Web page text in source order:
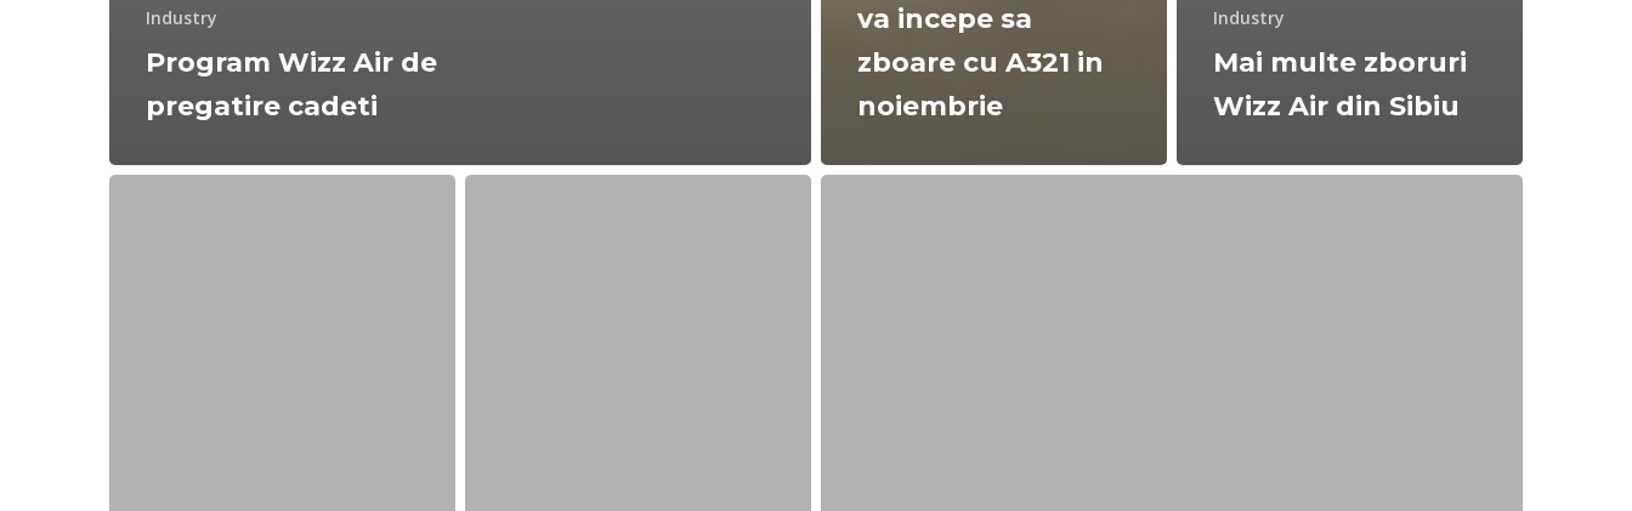
Industry
Program Wizz Air de
pregatire cadeti
va incepe sa
zboare cu A321 in
noiembrie
Industry
Mai multe zboruri
Wizz Air din Sibiu